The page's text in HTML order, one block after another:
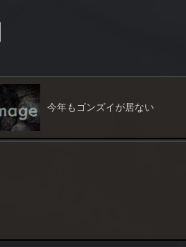
今年もゴンズイが居ない